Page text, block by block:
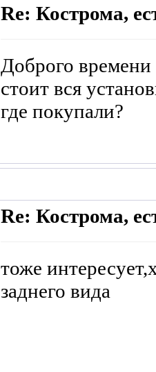
Re: Кострома,
Доброго
стоит вся
где покупали?
Re: Кострома,
тоже
заднего вида